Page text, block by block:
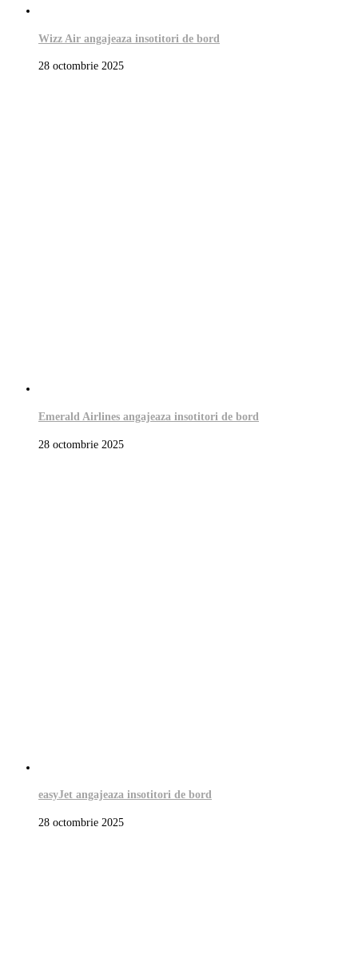
Wizz Air angajeaza insotitori de bord
28 octombrie 2025
Emerald Airlines angajeaza insotitori de bord
28 octombrie 2025
easyJet angajeaza insotitori de bord
28 octombrie 2025